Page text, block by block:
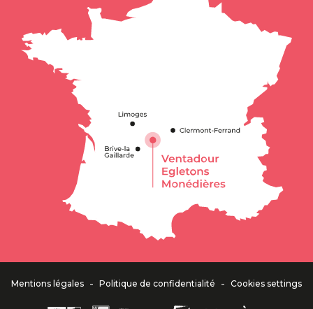
Mentions légales - Politique de confidentialité - Cookies settings